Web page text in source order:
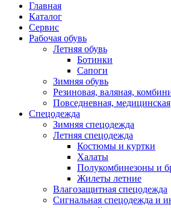
Главная
Каталог
Сервис
Рабочая обувь
Летняя обувь
Ботинки
Сапоги
Зимняя обувь
Резиновая, валяная,
Повседневная, медицинская
Спецодежда
Зимняя спецодежда
Летняя спецодежда
Костюмы и куртки
Халаты
Полукомбинезоны и
Жилеты летние
Влагозащитная спецодежда
Сигнальная спецодежда и